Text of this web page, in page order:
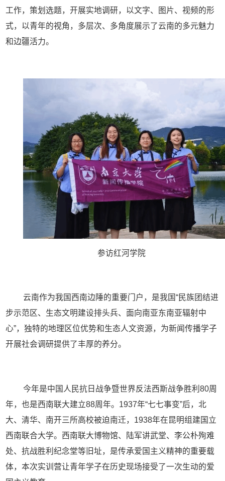
工作，策划选题，开展实地调研，以文字、图片、视频的形
式，以青年的视角，多层次、多角度展示了云南的多元魅力
和边疆活力。
参访红河学院
云南作为我国西南边陲的重要门户，是我国“民族团结进
步示范区、生态文明建设排头兵、面向南亚东南亚辐射中
心”，独特的地理区位优势和生态人文资源，为新闻传播学子
开展社会调研提供了丰厚的养分。
今年是中国人民抗日战争暨世界反法西斯战争胜利80周
年，也是西南联大建立88周年。1937年“七七事变”后，北
大、清华、南开三所高校被迫南迁，1938年在昆明组建国立
西南联合大学。西南联大博物馆、陆军讲武堂、李公朴殉难
处、抗战胜利纪念堂等旧址，是传承爱国主义精神的重要载
体，本次实训营让青年学子在历史现场接受了一次生动的爱